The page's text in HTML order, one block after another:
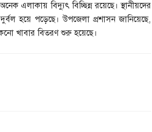
এলাকায় বিদ্যুৎ বিচ্ছিন্ন রয়েছে। স্থানীয়দের
হয়ে পড়েছে। উপজেলা প্রশাসন জানিয়েছে,
খাবার বিতরণ শুরু হয়েছে।